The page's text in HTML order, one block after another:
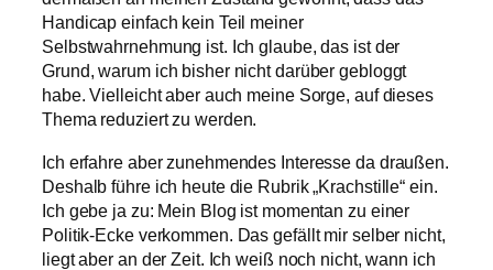
Handicap einfach kein Teil meiner
Selbstwahrnehmung ist. Ich glaube, das ist der
Grund, warum ich bisher nicht darüber gebloggt
habe. Vielleicht aber auch meine Sorge, auf dieses
Thema reduziert zu werden.
Ich erfahre aber zunehmendes Interesse da draußen.
Deshalb führe ich heute die Rubrik „Krachstille“ ein.
Ich gebe ja zu: Mein Blog ist momentan zu einer
Politik-Ecke verkommen. Das gefällt mir selber nicht,
liegt aber an der Zeit. Ich weiß noch nicht, wann ich